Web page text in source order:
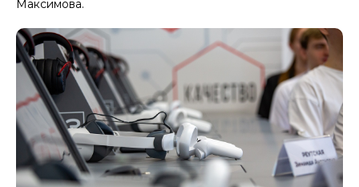
Максимова.